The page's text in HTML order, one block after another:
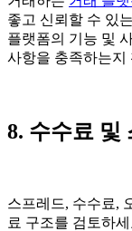
좋고 신뢰할 수 있
플랫폼의 기능 및
사항을 충족하는지
8. 수수료 및
스프레드, 수수료,
료 구조를 검토하